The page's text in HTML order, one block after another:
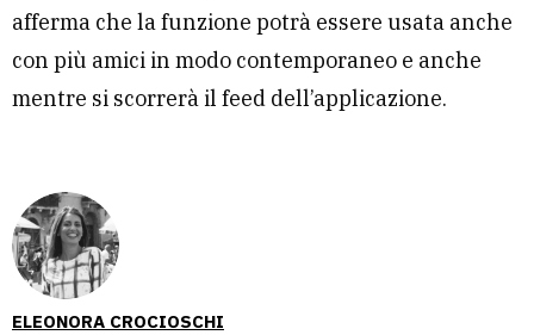
ELEONORA CROCIOSCHI
afferma che la funzione potrà essere usata anche
con più amici in modo contemporaneo e anche
mentre si scorrerà il feed dell’applicazione.